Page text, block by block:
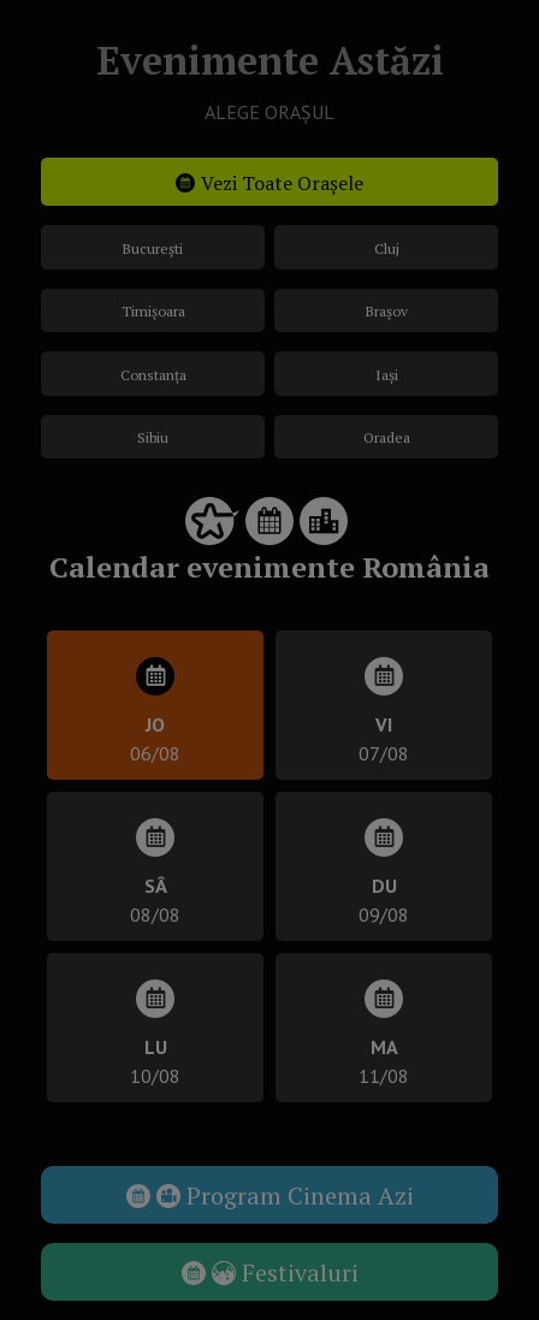
Evenimente Astăzi
ALEGE ORAȘUL
Vezi Toate Orașele
București
Timișoara
Constanța
Sibiu
Cluj
Brașov
Iași
Oradea
Calendar evenimente România
JO
06/08
VI
07/08
SÂ
08/08
DU
09/08
LU
10/08
MA
11/08
Program Cinema Azi
Festivaluri